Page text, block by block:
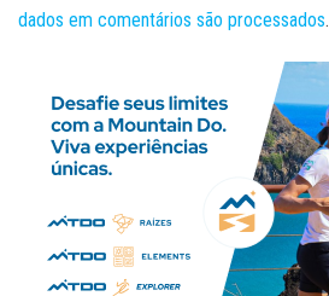
dados em comentários são processados.